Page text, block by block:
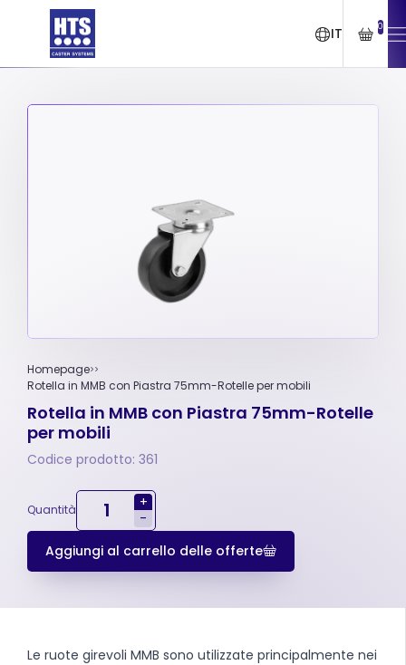
IT 0
Homepage
Rotella in MMB con Piastra 75mm-Rotelle per mobili
Rotella in MMB con Piastra 75mm-Rotelle
per mobili
Codice prodotto: 361
Quantità
+
-
Aggiungi al carrello delle offerte
Le ruote girevoli MMB sono utilizzate principalmente nei